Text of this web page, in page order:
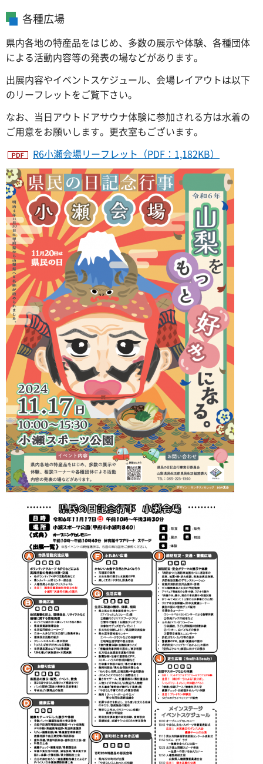
各種広場
県内各地の特産品をはじめ、多数の展示や体験、各種団体
による活動内容等の発表の場などがあります。
出展内容やイベントスケジュール、会場レイアウトは以下
のリーフレットをご覧下さい。
なお、当日アウトドアサウナ体験に参加される方は水着の
ご用意をお願いします。更衣室もございます。
R6小瀬会場リーフレット（PDF：1,182KB）